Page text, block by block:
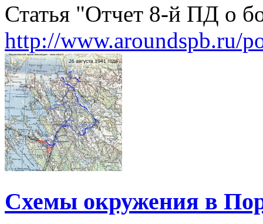
Статья "Отчет 8-й ПД о
http://www.aroundspb.ru/
Схемы окружения в